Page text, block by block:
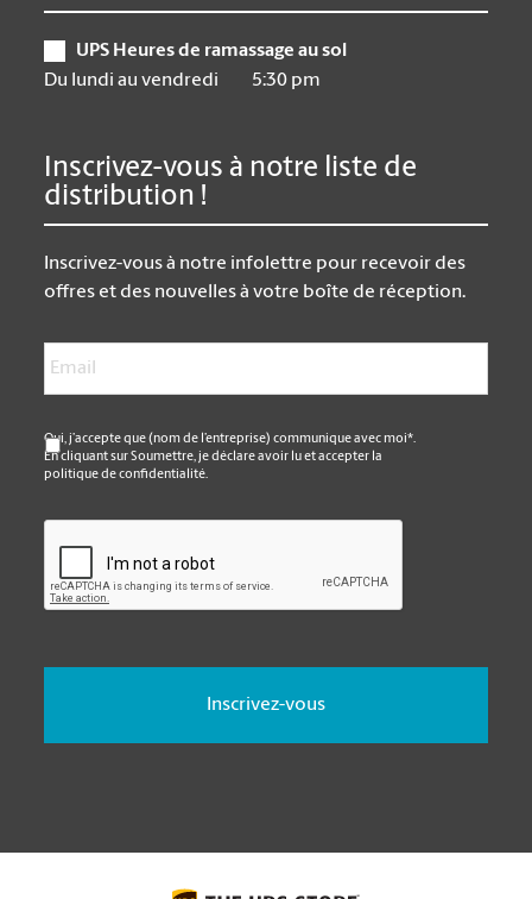
UPS Heures de ramassage au sol
Du lundi au vendredi
5:30 pm
Inscrivez-vous à notre liste de
distribution !
Inscrivez-vous à notre infolettre pour recevoir des
offres et des nouvelles à votre boîte de réception.
*
Oui, j’accepte que (nom de l’entreprise) communique avec moi*.
En cliquant sur Soumettre, je déclare avoir lu et accepter la
politique de confidentialité.